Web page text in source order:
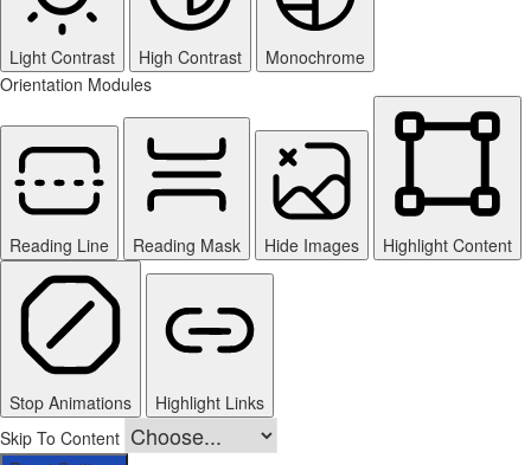
Light Contrast High Contrast
Monochrome
Orientation Modules
Reading Line Reading Mask Hide Images Highlight Content
Stop Animations
Highlight Links
Skip To Content